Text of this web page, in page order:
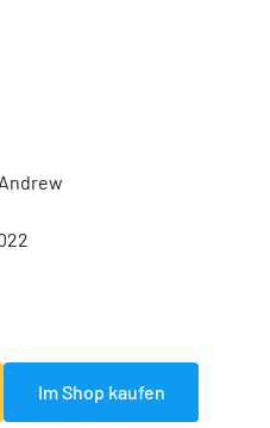
Im Shop kaufen